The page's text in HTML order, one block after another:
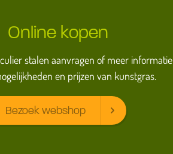
Online kopen
stalen aanvragen of meer informatie
en prijzen van kunstgras.
Bezoek webshop